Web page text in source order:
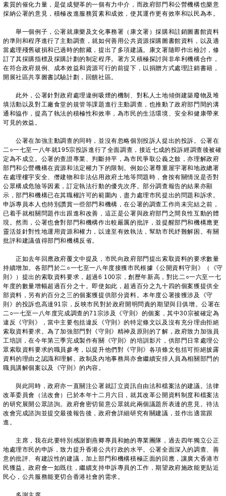
素質的催化力量，是促成變革的一個有力中介，而政府部門和公營機構也樂意
採納公署的意見，積極改進服務質素和成效，使其運作更有效率和以民為本。
舉一個例子，公署就康樂及文化事務署（康文署）採購和註銷圖書館資料
的準則和程序進行了主動調查，就如何善用公共資源採購圖書館資料，以及適
當處理殘舊破損和已過時的館藏，提出了多項建議。康文署隨即作出檢討，修
訂了其採購指標及採購計劃的制定程序。署方又積極探討與非牟利機構合作，
在符合政府規例、成本效益和資源可行的前提下，以捐贈方式處理註銷書籍，
開展社區共享圖書試驗計劃，回饋社區。
此外，公署針對政府處理違例吸煙的機制、對私人土地傾倒建築廢物及堆
填活動以及對工廠食堂的規管等課題進行主動調查，也推動了政府部門間的溝
通和協作，提高了執法的積極性和效率，為市民的生活環境、安全和健康帶來
可見的效益。
公署在加強主動調查的同時，並沒有忽略個別投訴人提出的投訴。公署在
二○一七至一八年就195宗投訴進行了全面調查，接近七成的投訴經調查後被確
定為不成立。公署的查證專業、判斷持平，為市民爭取公義之餘，亦理解政府
部門和公營機構在資源和法定權力下的限制。例如公署尊重屋宇署和地政總署
在處理樓宇安全、僭建物和非法佔用政府土地等問題時，會按有關情況是否對
公眾構成危險等因素，訂定執法行動的優先次序。部分調查報告的結果亦顯
示，部門和機構已在其職權許可的範圍內，盡力處理市民提出的問題和訴求。
申訴專員本人也特別讚賞一些部門和機構，在公署的調查工作尚未完結之前，
已着手就相關問題作出跟進和改善，這正是公署與政府部門之間良性互動的體
現。然而，公署也會對部門和機構作出較嚴厲的批評，並提醒部門和機構應更
靈活並針對性地運用資源和權力，以達至有效執法，幫助市民紓難解困。有關
批評和建議值得部門和機構反省。
正如去年回應政府覆文中提及，市民向政府部門提出索取資料的要求數量
持續增加。各部門於二○一七至一八年度接獲市民根據《公開資料守則》（《守
則》）提出的索取資料要求，超過6 100宗，創歷年新高，對比二○一六至一七
年度的數量增幅超過百分之十。即使如此，超過百分之九十四的個案獲提供全
部資料，另有約百分之三的個案獲提供部分資料。本年度公署接獲涉及《守
則》的投訴也高達91宗，反映市民對於政府開明問責的期望與日俱增。公署在
二○一七至一八年度完成調查的71宗涉及《守則》的個案，其中30宗被確定為
違反《守則》，當中主要包括違反《守則》的特定條文以及沒有充分理由拒絕
索取資料要求。為了加強部門對《守則》精神及原則的了解，政府致力加強員
工培訓，在今年第三季完成製作有關《守則》的培訓影片，供部門日常處理公
眾索取資料要求的職員參考，以提升他們對《守則》各項條文包括可拒絕披露
資料的理由之認識和理解。政制及內地事務局亦會繼續安排人員為相關部門的
職員講解個案以及《守則》的內容。
與此同時，政府亦一直關注公署就訂立資訊自由法和檔案法的建議。法律
改革委員會（法改會）已於本年十二月六日，就其改革公開資料制度和檔案法
的研究展開公眾諮詢。政府會密切留意公眾就此兩個議題所表達的意見。待法
改會完成諮詢並提交最後報告後，政府會詳細研究有關建議，並作出適當跟
進。
主席，我在此要特別感謝劉燕卿專員和她的專業團隊，過去四年獨立公正
地處理市民的申訴，致力提升香港公共行政的水平。公署全面深入的調查、善
意的批評、有建設性的建議，加上部門和機構積極正面的回應，讓廣大香港市
民獲益。政府會一如既往，繼續支持申訴專員的工作，期望政府施政能更貼近
民心，公共服務能更切合香港社會的需求。